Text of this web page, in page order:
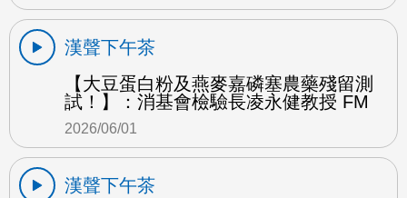
漢聲下午茶
【大豆蛋白粉及燕麥嘉磷塞農藥殘留測
試！】：消基會檢驗長凌永健教授 FM
2026/06/01
漢聲下午茶